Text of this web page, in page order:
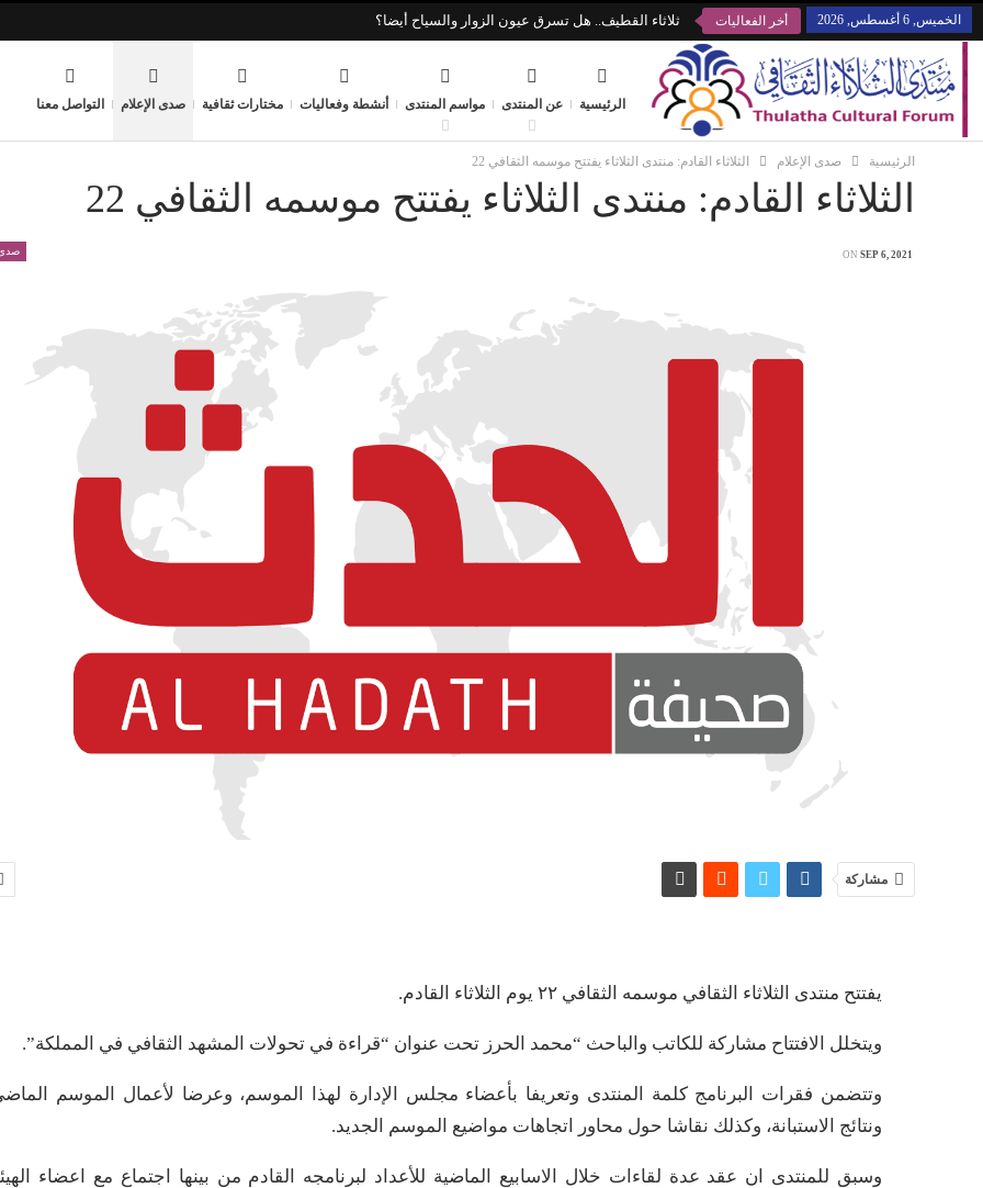
الخميس, 6 أغسطس, 2026 أخر الفعاليات ثلاثاء القطيف.. هل تسرق عيون الزوار والسياح أيضا؟
الرئيسية عن المنتدى مواسم المنتدى أنشطة وفعاليات مختارات ثقافية صدى الإعلام التواصل معنا
الرئيسية صدى الإعلام الثلاثاء القادم: منتدى الثلاثاء يفتتح موسمه الثقافي 22
الثلاثاء القادم: منتدى الثلاثاء يفتتح موسمه الثقافي 22
صدى ON SEP 6, 2021
مشاركة
يفتتح منتدى الثلاثاء الثقافي موسمه الثقافي ٢٢ يوم الثلاثاء القادم.
ويتخلل الافتتاح مشاركة للكاتب والباحث “محمد الحرز تحت عنوان “قراءة في تحولات المشهد الثقافي في المملكة”.
وتتضمن فقرات البرنامج كلمة المنتدى وتعريفا بأعضاء مجلس الإدارة لهذا الموسم، وعرضا لأعمال الموسم
ونتائج الاستبانة، وكذلك نقاشا حول محاور اتجاهات مواضيع الموسم الجديد.
وسبق للمنتدى ان عقد عدة لقاءات خلال الاسابيع الماضية للأعداد لبرنامجه القادم من بينها اجتماع مع اعضاء